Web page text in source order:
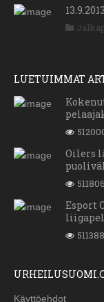
LUETUIMMAT
Oilers
511806
Esport
511388
Käyttöehdot